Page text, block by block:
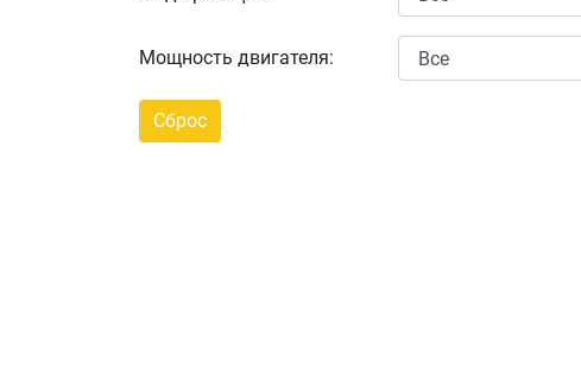
Мощность двигателя: